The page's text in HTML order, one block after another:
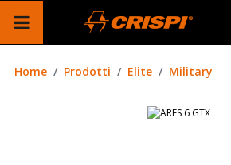
Home Prodotti Elite Military